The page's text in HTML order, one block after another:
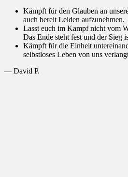
Kämpft für den Glauben an
auch bereit Leiden aufzunehmen.
Lasst euch im Kampf nicht vom
Das Ende steht fest und der Sieg
Kämpft für die Einheit
selbstloses Leben von uns
— David P.